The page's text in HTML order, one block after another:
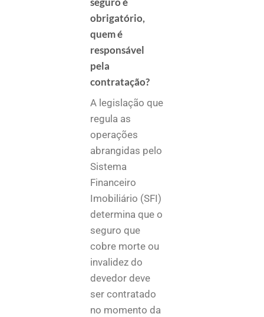
obrigatório,
quem é
responsável
pela
contratação?
A legislação que
regula as
operações
abrangidas pelo
Sistema
Financeiro
Imobiliário (SFI)
determina que o
seguro que
cobre morte ou
invalidez do
devedor deve
ser contratado
no momento da